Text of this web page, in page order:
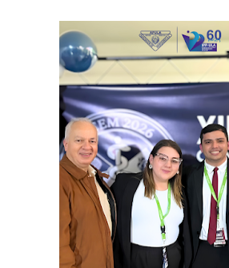
Gobernación de Mérida
Corposalud inició talleres para
Fortalecen formación
Fortaleciendo la economía
Campo Elías consolida plan de
Fundecem inició con éxito el
El Lactario del Iahula celebra la